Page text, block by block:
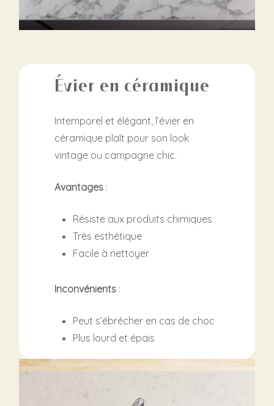
Évier en céramique
Intemporel et élégant, l’évier en
céramique plaît pour son look
vintage ou campagne chic.
Avantages:
Résiste aux produits chimiques
Très esthétique
Facile à nettoyer
Inconvénients:
Peut s’ébrécher en cas de choc
Plus lourd et épais